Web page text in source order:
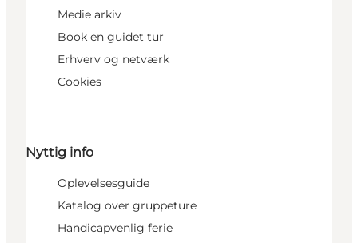
Medie arkiv
Book en guidet tur
Erhverv og netværk
Cookies
Nyttig info
Oplevelsesguide
Katalog over gruppeture
Handicapvenlig ferie